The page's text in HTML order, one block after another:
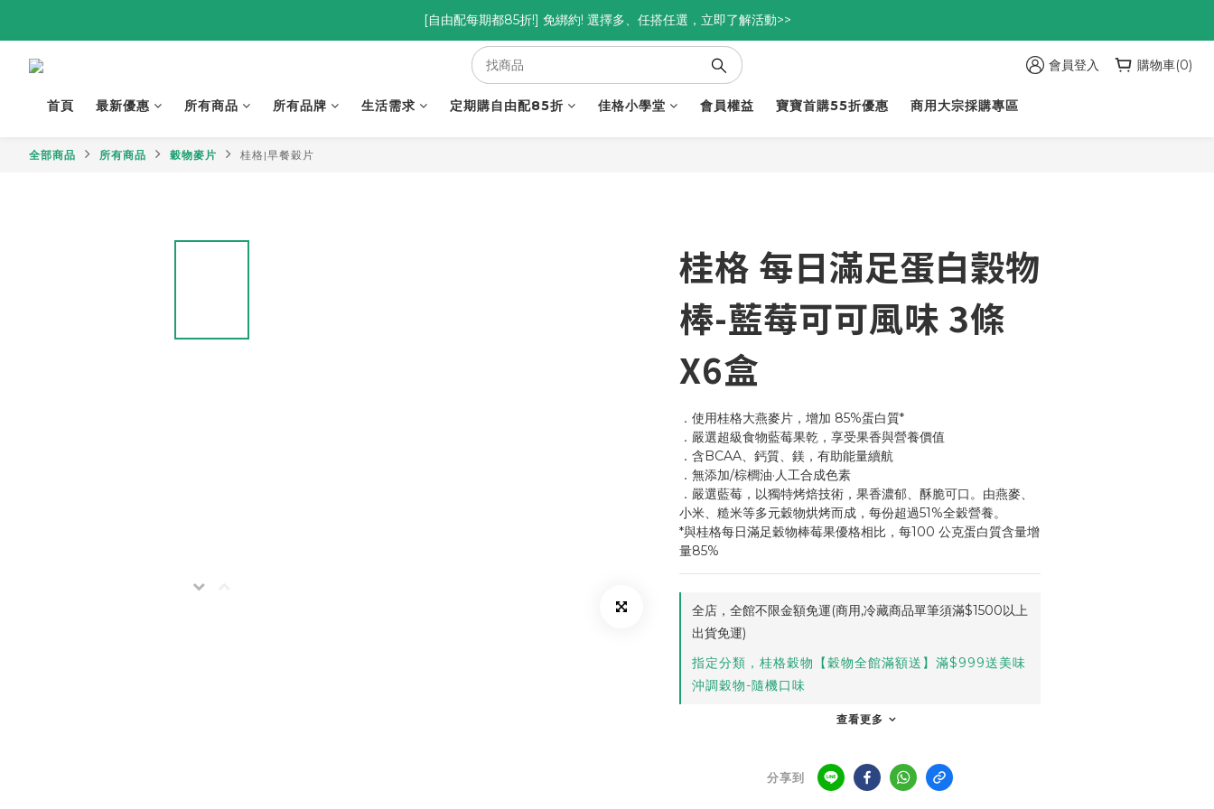
優惠碼<go300> $3,000折$300  優惠碼<go88> $5,000享88折
[自由配每期都85折!] 免綁約! 選擇多、任搭任選，立即了解活動>>
優惠碼<go300> $3,000折$300  優惠碼<go88> $5,000享88折 會員登入 購物車(0)
首頁 最新優惠 所有商品 所有品牌 生活需求 定期購自由配85折 佳格小學堂 會員權益 寶寶首購55折優惠 商用大宗採購專區
全部商品 所有商品 穀物麥片 桂格|早餐穀片
桂格 每日滿足蛋白穀物
棒-藍莓可可風味 3條
X6盒
．使用桂格大燕麥片，增加 85%蛋白質*
．嚴選超級食物藍莓果乾，享受果香與營養價值
．含BCAA、鈣質、鎂，有助能量續航
．無添加/棕櫚油·人工合成色素
．嚴選藍莓，以獨特烤焙技術，果香濃郁、酥脆可口。由燕麥、
小米、糙米等多元穀物烘烤而成，每份超過51%全穀營養。
*與桂格每日滿足穀物棒莓果優格相比，每100 公克蛋白質含量增
量85%
全店，全館不限金額免運(商用,冷藏商品單筆須滿$1500以上
出貨免運)
指定分類，桂格穀物【穀物全館滿額送】滿$999送美味
沖調穀物-隨機口味
查看更多
分享到